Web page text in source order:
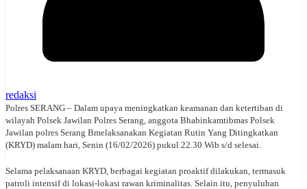
redaksi
Polres SERANG – Dalam upaya meningkatkan keamanan dan ketertiban di
wilayah Polsek Jawilan Polres Serang, anggota Bhabinkamtibmas Polsek
Jawilan polres Serang Bmelaksanakan Kegiatan Rutin Yang Ditingkatkan
(KRYD) malam hari, Senin (16/02/2026) pukul 22.30 Wib s/d selesai.
Selama pelaksanaan KRYD, berbagai kegiatan proaktif dilakukan, termasuk
patroli intensif di lokasi-lokasi rawan kriminalitas. Selain itu, penyuluhan